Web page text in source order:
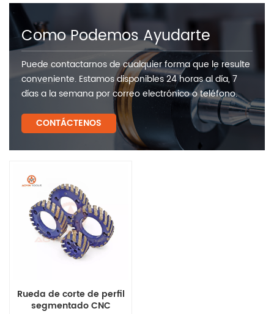
Como Podemos Ayudarte
Puede contactarnos de cualquier forma que le resulte
conveniente. Estamos disponibles 24 horas al día, 7
días a la semana por correo electrónico o teléfono.
CONTÁCTENOS
Rueda de corte de perfil
segmentado CNC